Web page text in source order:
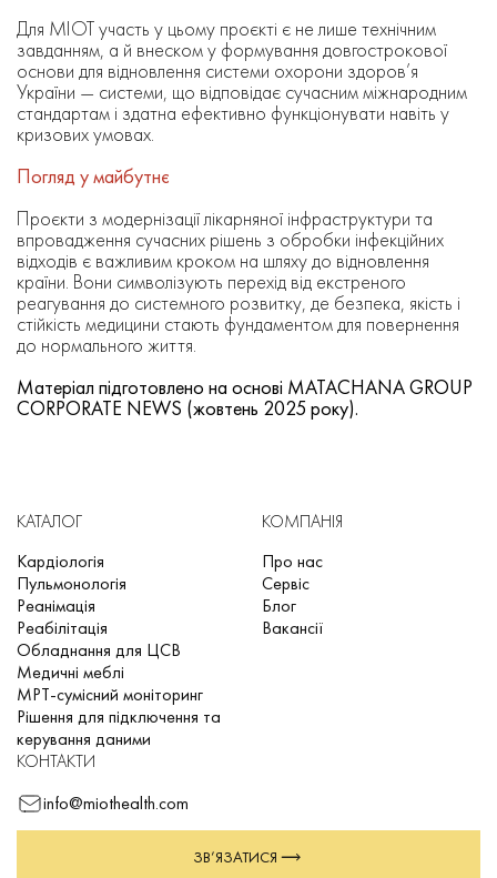
Для МІОТ участь у цьому проєкті є не лише технічним
завданням, а й внеском у формування довгострокової
основи для відновлення системи охорони здоров’я
України — системи, що відповідає сучасним міжнародним
стандартам і здатна ефективно функціонувати навіть у
кризових умовах.
Погляд у майбутнє
Проєкти з модернізації лікарняної інфраструктури та
впровадження сучасних рішень з обробки інфекційних
відходів є важливим кроком на шляху до відновлення
країни. Вони символізують перехід від екстреного
реагування до системного розвитку, де безпека, якість і
стійкість медицини стають фундаментом для повернення
до нормального життя.
Матеріал підготовлено на основі MATACHANA GROUP
CORPORATE NEWS (жовтень 2025 року).
КАТАЛОГ
Кардіологія
Пульмонологія
Реанімація
Реабілітація
Обладнання для ЦСВ
Медичні меблі
МРТ-сумісний моніторинг
Рішення для підключення та
керування даними
КОМПАНІЯ
Про нас
Сервіс
Блог
Вакансії
КОНТАКТИ
info@miothealth.com
ЗВ’ЯЗАТИСЯ